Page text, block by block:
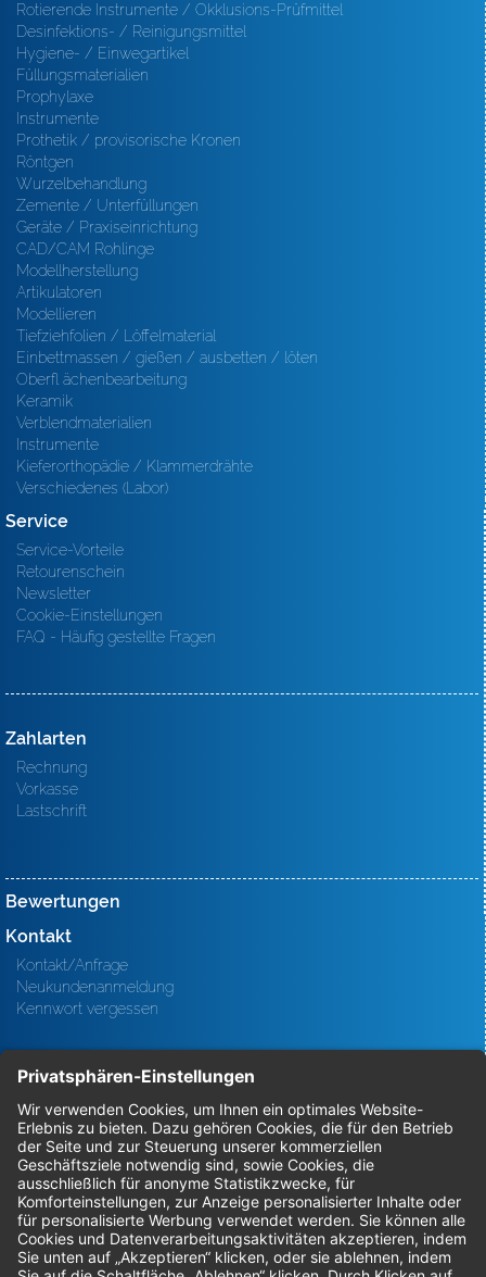
Rotierende Instrumente / Okklusions-Prüfmittel
Desinfektions- / Reinigungsmittel
Hygiene- / Einwegartikel
Füllungsmaterialien
Prophylaxe
Instrumente
Prothetik / provisorische Kronen
Röntgen
Wurzelbehandlung
Zemente / Unterfüllungen
Geräte / Praxiseinrichtung
CAD/CAM Rohlinge
Modellherstellung
Artikulatoren
Modellieren
Tiefziehfolien / Löffelmaterial
Einbettmassen / gießen / ausbetten / löten
Oberfl ächenbearbeitung
Keramik
Verblendmaterialien
Instrumente
Kieferorthopädie / Klammerdrähte
Verschiedenes (Labor)
Service
Service-Vorteile
Retourenschein
Newsletter
Cookie-Einstellungen
FAQ - Häufig gestellte Fragen
Zahlarten
Rechnung
Vorkasse
Lastschrift
Bewertungen
Kontakt
Kontakt/Anfrage
Neukundenanmeldung
Kennwort vergessen
Bestellungen
Sendung verfolgen